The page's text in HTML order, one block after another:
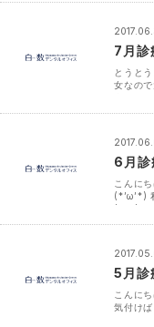
7月診
とうと
女なの
すか？
6月
こんに
(*’ω’*)
（歯科
5月診
こんに
気付け